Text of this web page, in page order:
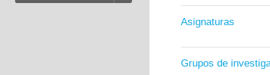
Asignaturas
Grupos de